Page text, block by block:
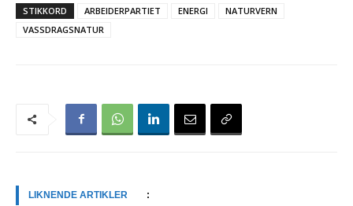
STIKKORD ARBEIDERPARTIET ENERGI
NATURVERN
VASSDRAGSNATUR
LIKNENDE ARTIKLER :